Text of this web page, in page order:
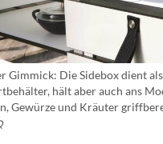
Gimmick: Die Sidebox dient als
hält aber auch ans
Gewürze und Kräuter